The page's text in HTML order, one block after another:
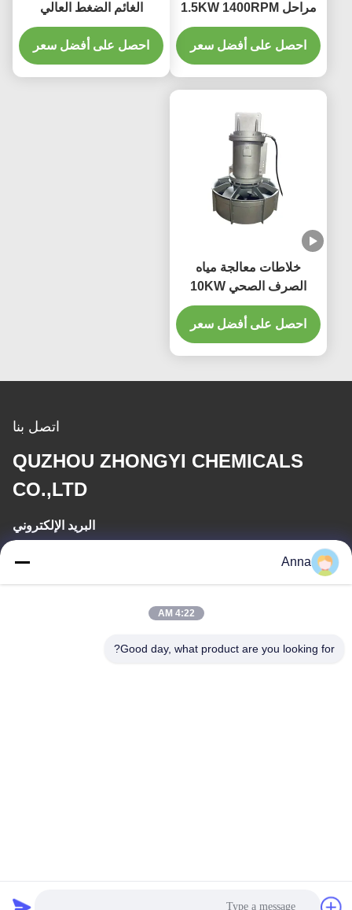
مراحل 1.5KW 1400RPM
260mm 250N خلاط
معالجة المياه
احصل على أفضل سعر
الغائم الضغط العالي
لحاويات الهواء من كتلة
احصل على أفضل سعر
خلاطات معالجة مياه
الصرف الصحي 10KW
خلاط مغمور غير قابل للصدأ
QJB
احصل على أفضل سعر
اتصل بنا
QUZHOU ZHONGYI CHEMICALS
CO.,LTD
البريد الإلكتروني
wfmbeide@163.com
Anna
4:22 AM
Good day, what product are you looking for?